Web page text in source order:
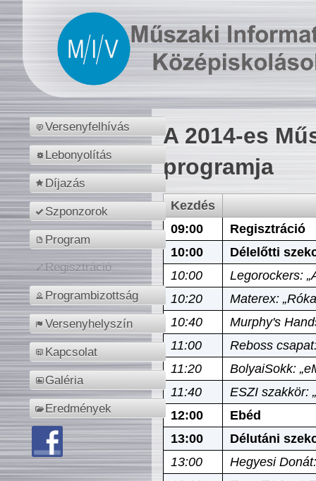
Versenyfelhívás
Lebonyolítás
Díjazás
Szponzorok
Program
Regisztráció
Programbizottság
Versenyhelyszín
Kapcsolat
Galéria
Eredmények
A 2014-es
programja
Kezdés
09:00
Regisztráció
10:00
Délelőtti
10:00
Legorockers:
10:20
Materex:
10:40
Murphy's
11:00
Reboss
11:20
BolyaiSokk:
11:40
ESZI szakkör:
12:00
Ebéd
13:00
Délutáni
13:00
Hegyesi